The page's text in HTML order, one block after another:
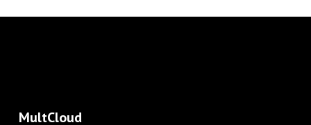
MultCloud